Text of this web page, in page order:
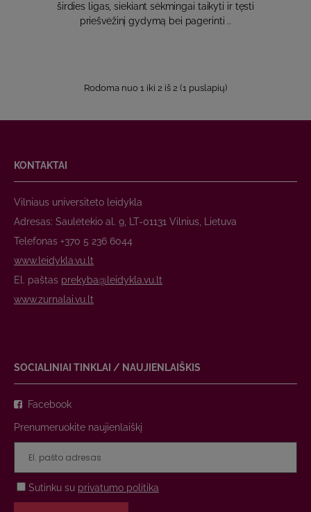
širdies ligas, siekiant sėkmingai taikyti ir tęsti
priešvėžinį gydymą bei pagerinti ..
Rodoma nuo 1 iki 2 iš 2 (1 puslapių)
KONTAKTAI
Vilniaus universiteto leidykla
Adresas: Saulėtekio al. 9, LT-01131 Vilnius, Lietuva
Telefonas +370 5 236 6044
www.leidykla.vu.lt
El. paštas prekyba@leidykla.vu.lt
www.zurnalai.vu.lt
SOCIALINIAI TINKLAI / NAUJIENLAIŠKIS
Facebook
Prenumeruokite naujienlaiškį
Sutinku su privatumo politika